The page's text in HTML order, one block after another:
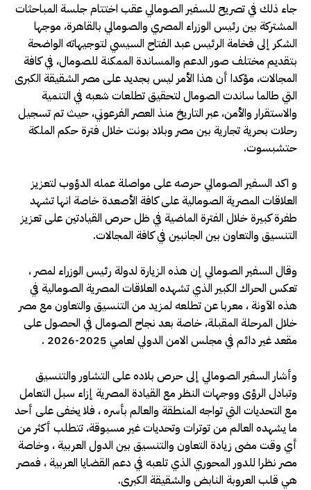
جاء ذلك في تصريح للسفير الصومالي عقب اختتام جلسة المباحثات
المشتركة بين رئيس الوزراء المصري والصومالي بالقاهرة، موجها
الشكر إلى فخامة الرئيس عبد الفتاح السيسي لتوجيهاته الواضحة
بتقديم مختلف صور الدعم والمساندة الممكنة للصومال، في كافة
المجالات، مؤكدا أن هذا الأمر ليس بجديد على مصر الشقيقة الكبرى
التي طالما ساندت الصومال لتحقيق تطلعات شعبه في التنمية
والاستقرار والأمن، عبر التاريخ منذ العصر الفرعوني، حيث تم تسجيل
رحلات بحرية تجارية بين مصر وبلاد بونت خلال فترة حكم الملكة
حتشبسوت.
و اكد السفير الصومالي حرصه على مواصلة عمله الدؤوب لتعزيز
العلاقات المصرية الصومالية على كافة الأصعدة خاصة انها تشهد
طفرة كبيرة خلال الفترة الماضية في ظل حرص القيادتين على تعزيز
التنسيق والتعاون بين الجانبين في كافة المجالات.
وقال السفير الصومالي إن هذه الزيارة لدولة رئيس الوزراء لمصر ،
تعكس الحراك الكبير الذي تشهده العلاقات المصرية الصومالية في
هذه الآونة ، معربا عن تطلعه لمزيد من التنسيق والتعاون مع مصر
خلال المرحلة المقبلة، خاصة بعد نجاح الصومال في الحصول على
مقعد غير دائم في مجلس الامن الدولي لعامي 2025-2026 .
وأشار السفير الصومالي إلى حرص بلاده على التشاور والتنسيق
وتبادل الرؤى ووجهات النظر مع القيادة المصرية إزاء سبل التعامل
مع التحديات التي تواجه المنطقة والعالم بأسره ، فلا يخفى على أحد
ما يشهده العالم من توترات وتحديات غير مسبوقة، تتطلب أكثر من
أي وقت مضى زيادة التعاون والتنسيق بين الدول العربية ، وخاصة
مصر نظرا للدور المحوري الذي تلعبه في دعم القضايا العربية ، فمصر
هي قلب العروبة النابض والشقيقة الكبرى.